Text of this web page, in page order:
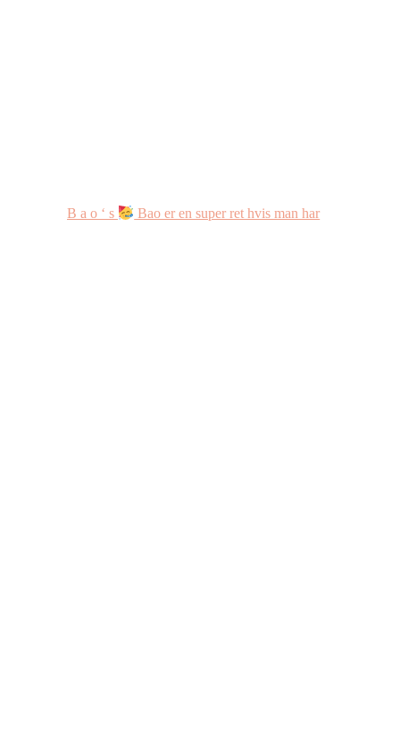
B a o ‘ s Bao er en super ret hvis man har